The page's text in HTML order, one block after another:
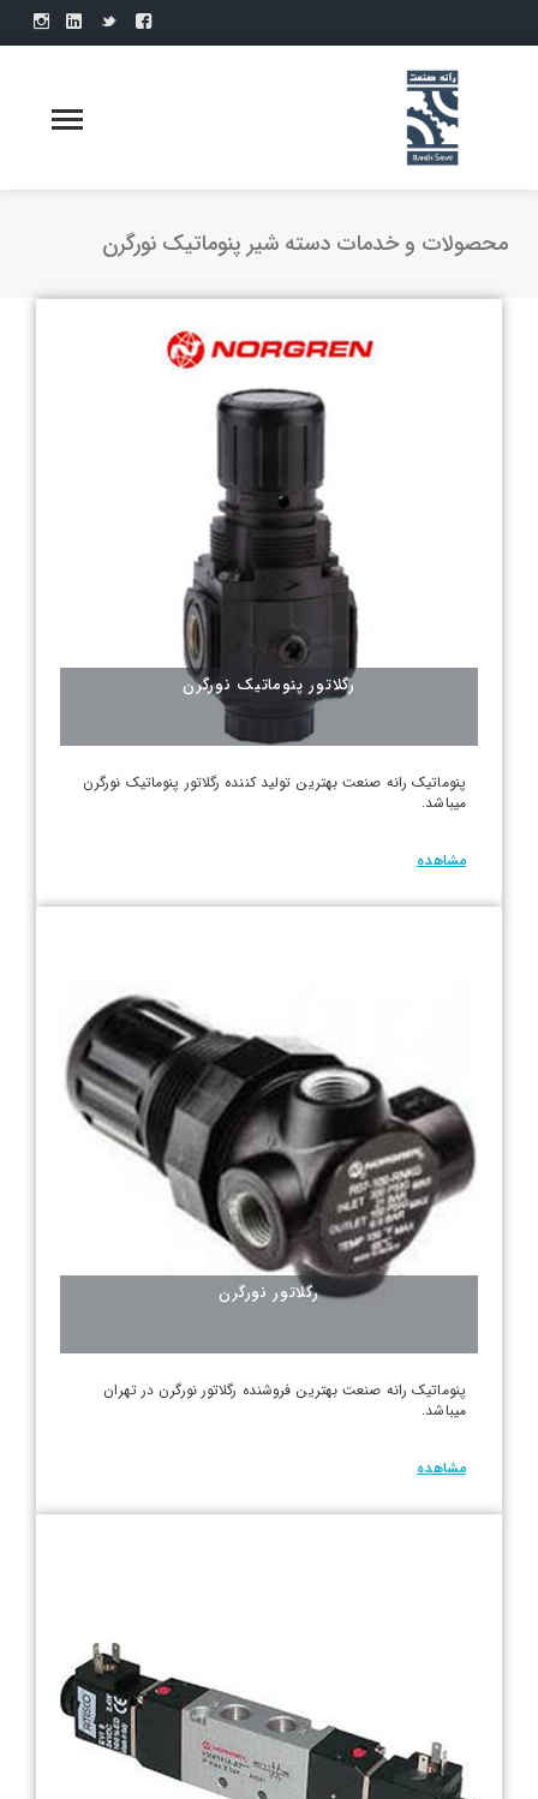
محصولات و خدمات دسته شیر پنوماتیک نورگرن
رگلاتور پنوماتیک نورگرن
پنوماتیک رانه صنعت بهترین تولید کننده رگلاتور پنوماتیک نورگرن
میباشد.
مشاهده
رگلاتور نورگرن
پنوماتیک رانه صنعت بهترین فروشنده رگلاتور نورگرن در تهران
میباشد.
مشاهده